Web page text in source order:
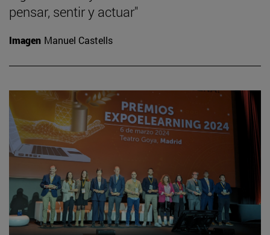
pensar, sentir y actuar"
Imagen Manuel Castells